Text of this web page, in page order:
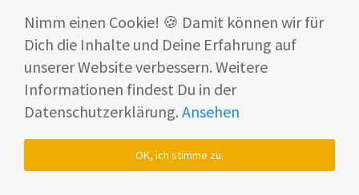
Kanten und in Ecken
DieBürstenwalzedes Dreame H11 ist
einer Seite offen, also nicht von einem
Plastikrand umgeben. Auf dieser Seite kannst
äußersten Rand entfernen.
Nimm einen Cookie! 🍪 Damit können wir für
Dich die Inhalte und Deine Erfahrung auf
unserer Website verbessern. Weitere
Informationen findest Du in der
Datenschutzerklärung. Ansehen
OK, ich stimme zu.